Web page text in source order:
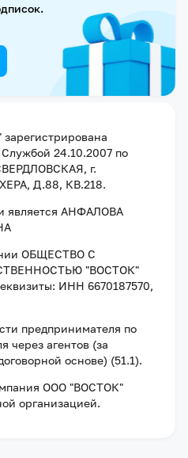
зарегистрирована
24.10.2007 по
г.
Д.88, КВ.218.
является АНФАЛОВА
ОБЩЕСТВО С
"ВОСТОК"
ИНН 6670187570,
предпринимателя по
через агентов (за
основе) (51.1).
ООО "ВОСТОК"
организацией.